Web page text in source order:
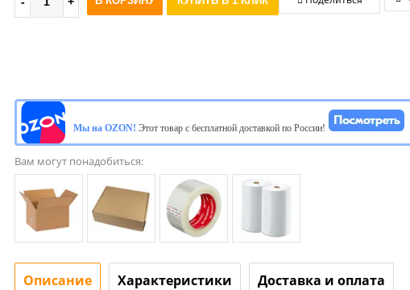
Мы на OZON! Этот товар с бесплатной доставкой по России!
Вам могут понадобиться:
Описание Характеристики Доставка и оплата